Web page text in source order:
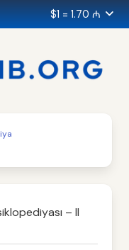
$1 = 1.70 ₼
– II